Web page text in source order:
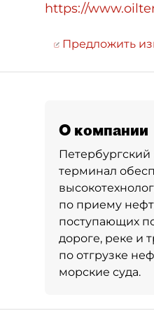
https://
Предложить
О компании
терминал
по приему
поступающих
дороге, реке и
по отгрузке
морские суда.